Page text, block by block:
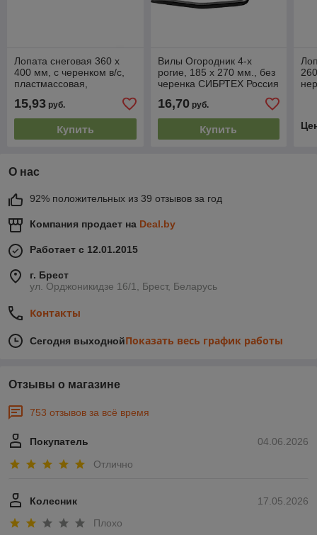
Лопата снеговая 360 х
400 мм, с черенком в/с,
пластмассовая,
алюминиевая окантовка
СИБРТЕХ Россия
15,93 руб.
Купить
Вилы Огородник 4-х
рогие, 185 х 270 мм., без
черенка СИБРТЕХ Россия
16,70руб.
Купить
О нас
92% положительных из 39 отзывов за год
Компания продает на Deal.by
Работает с 12.01.2015
г. Брест
ул. Орджоникидзе 16/1, Брест, Беларусь
Контакты
Сегодня выходнойПоказать весь график работы
Отзывы о магазине
753 отзывов за всё время
04.06.2026
Покупатель
Отлично
17.05.2026
Колесник
Плохо